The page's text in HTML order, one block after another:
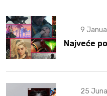
9
Najveće
25